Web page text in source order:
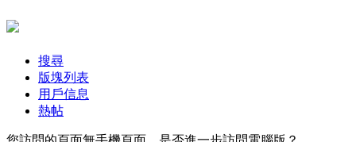
搜尋
版塊列表
用戶信息
熱帖